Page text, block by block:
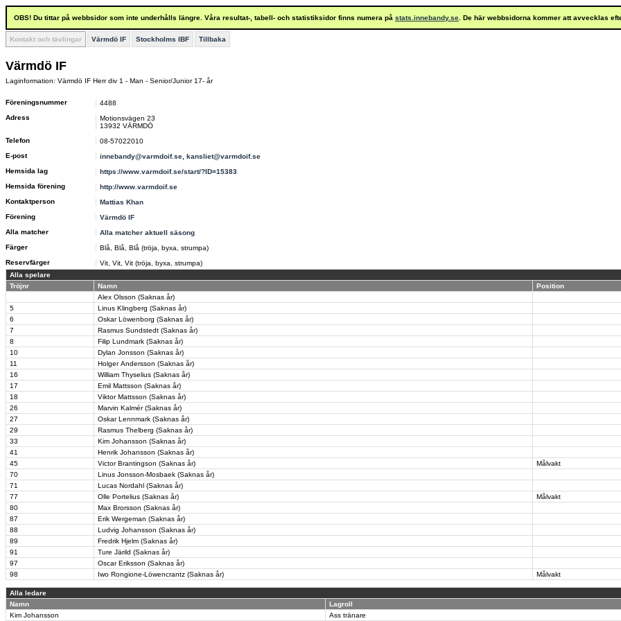
OBS! Du tittar på webbsidor som inte underhålls längre. Våra resultat-, tabell- och statistiksidor finns numera på stats.innebandy.se . De här webbsidorna kommer att avvecklas
Kontakt och tävlingar Värmdö IF Stockholms IBF Tillbaka
Värmdö IF
Laginformation: Värmdö IF Herr div 1 - Man - Senior/Junior 17- år
Föreningsnummer
4488
Adress
Motionsvägen 23
13932 VÄRMDÖ
Telefon
08-57022010
E-post
innebandy@varmdoif.se, kansliet@varmdoif.se
Hemsida lag
https://www.varmdoif.se/start/?ID=15383
Hemsida förening
http://www.varmdoif.se
Kontaktperson
Mattias Khan
Förening
Värmdö IF
Alla matcher
Alla matcher aktuell säsong
Färger
Blå, Blå, Blå (tröja, byxa, strumpa)
Reservfärger
Vit, Vit, Vit (tröja, byxa, strumpa)
Alla spelare
Tröjnr
Namn
Position
Alex Olsson (Saknas år)
5
Linus Klingberg (Saknas år)
6
Oskar Löwenborg (Saknas år)
7
Rasmus Sundstedt (Saknas år)
8
Filip Lundmark (Saknas år)
10
Dylan Jonsson (Saknas år)
11
Holger Andersson (Saknas år)
16
William Thyselius (Saknas år)
17
Emil Mattsson (Saknas år)
18
Viktor Mattsson (Saknas år)
26
Marvin Kalmér (Saknas år)
27
Oskar Lennmark (Saknas år)
29
Rasmus Thelberg (Saknas år)
33
Kim Johansson (Saknas år)
41
Henrik Johansson (Saknas år)
45
Victor Brantingson (Saknas år)
Målvakt
70
Linus Jonsson-Mosbaek (Saknas år)
71
Lucas Nordahl (Saknas år)
77
Olle Portelius (Saknas år)
Målvakt
80
Max Brorsson (Saknas år)
87
Erik Wergeman (Saknas år)
88
Ludvig Johansson (Saknas år)
89
Fredrik Hjelm (Saknas år)
91
Ture Järild (Saknas år)
97
Oscar Eriksson (Saknas år)
98
Iwo Rongione-Löwencrantz (Saknas år) Målvakt
Alla ledare
Namn
Lagroll
Kim Johansson
Ass tränare